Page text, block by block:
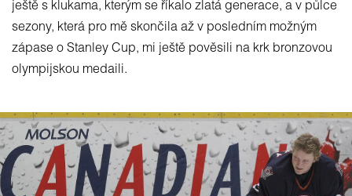
ještě s klukama, kterým se říkalo zlatá generace, a v půlce
sezony, která pro mě skončila až v posledním možným
zápase o Stanley Cup, mi ještě pověsili na krk bronzovou
olympijskou medaili.